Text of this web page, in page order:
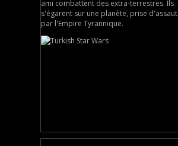
ami combattent des extra-terrestres. Ils
s'égarent sur une planète, prise d'assaut
par l'Empire Tyrannique.